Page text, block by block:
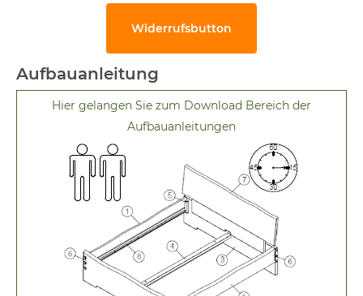
Widerrufsbutton
Aufbauanleitung
Hier gelangen Sie zum Download Bereich der
Aufbauanleitungen